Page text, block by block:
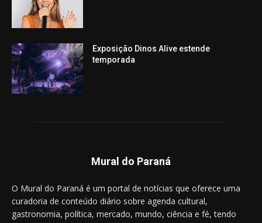
Exposição Dinos Alive estende
temporada
Mural do Paraná
O Mural do Paraná é um portal de notícias que oferece uma
curadoria de conteúdo diário sobre agenda cultural,
gastronomia, política, mercado, mundo, ciência e fé, tendo